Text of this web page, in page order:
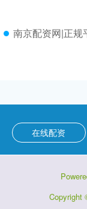
南京配资网|正规
在线配资
Copyright